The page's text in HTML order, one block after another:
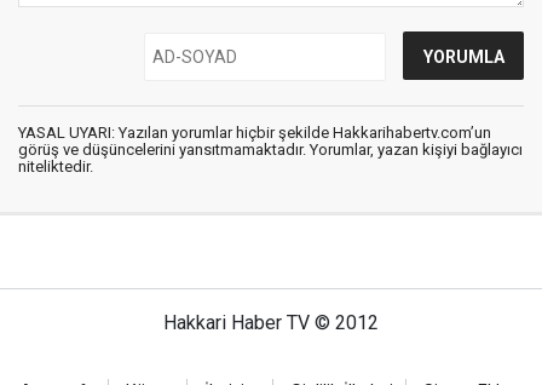
YASAL UYARI: Yazılan yorumlar hiçbir şekilde Hakkarihabertv.com’un
görüş ve düşüncelerini yansıtmamaktadır. Yorumlar, yazan kişiyi bağlayıcı
niteliktedir.
Hakkari Haber TV © 2012